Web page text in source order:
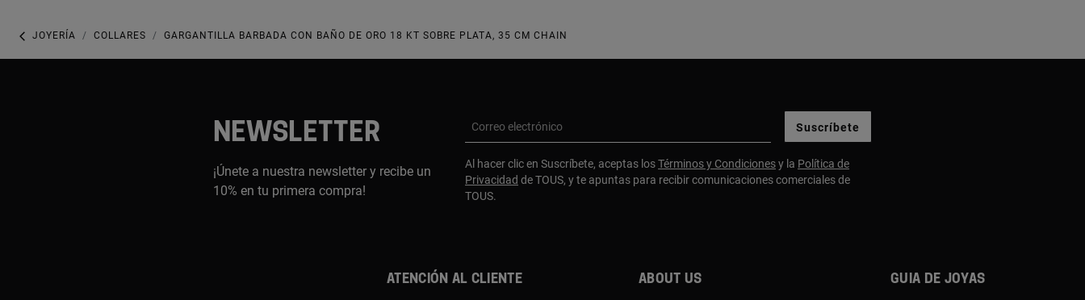
JOYERÍA COLLARES GARGANTILLA BARBADA CON BAÑO DE ORO 18 KT SOBRE PLATA, 35 CM CHAIN
NEWSLETTER
¡Únete a nuestra newsletter y recibe un
10% en tu primera compra!
Correo electrónico Suscríbete
Al hacer clic en Suscríbete, aceptas losTérminos y Condicionesy la Política de
Privacidad de TOUS, y te apuntas para recibir comunicaciones comerciales de
TOUS.
Atención al cliente About us Guia de joyas